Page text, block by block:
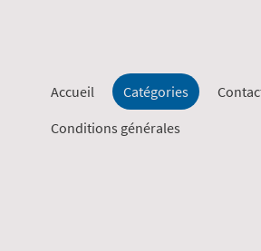
Accueil Catégories
Conditions générales